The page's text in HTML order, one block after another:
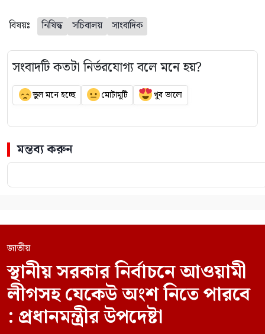
বিষয়ঃ নিষিদ্ধ সচিবালয় সাংবাদিক
সংবাদটি কতটা নির্ভরযোগ্য বলে মনে হয়?
ভুল মনে হচ্ছে মোটামুটি খুব ভালো
মন্তব্য করুন
জাতীয়
স্থানীয় সরকার নির্বাচনে আওয়ামী
লীগসহ যেকেউ অংশ নিতে পারবে
: প্রধানমন্ত্রীর উপদেষ্টা